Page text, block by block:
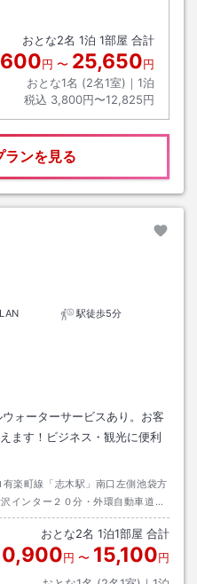
おとな2名 1泊 1部屋 合計
円 〜 25,650円
おとな1名 (2名1室)｜ 1泊
税込 3,800円〜12,825円
ランを見る
駅徒歩5分
ォーターサービスあり。お客
ます！ビジネス・観光に便利
楽町線「志木駅」南口左側池袋方
インター２０分・外環自動車道和
おとな2名 1泊1部屋 合計
円 〜 15,100円